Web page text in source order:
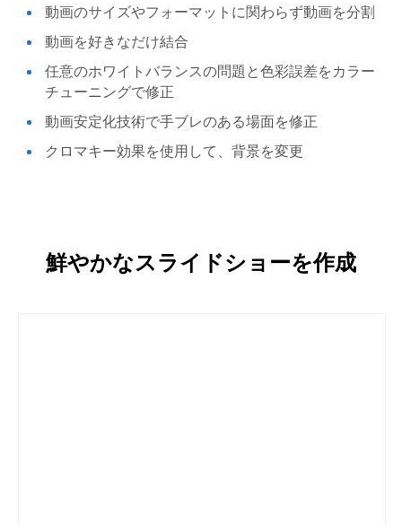
動画のサイズやフォーマットに関わらず動画を分割
動画を好きなだけ結合
任意のホワイトバランスの問題と色彩誤差をカラー
チューニングで修正
動画安定化技術で手ブレのある場面を修正
クロマキー効果を使用して、背景を変更
鮮やかなスライドショーを作成